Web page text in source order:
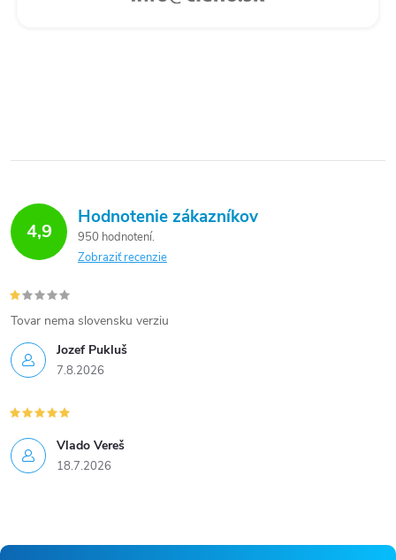
4,9
Hodnotenie zákazníkov
950 hodnotení
Zobraziť recenzie
Jozef Pukluš
7.8.2026
Tovar nema slovensku verziu
Vlado Vereš
18.7.2026